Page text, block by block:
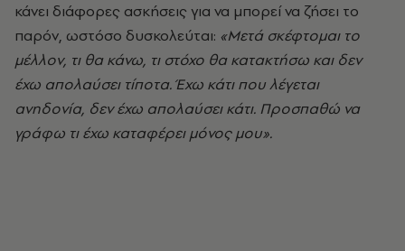
κάνει διάφορες ασκήσεις για να μπορεί να ζήσει το
παρόν, ωστόσο δυσκολεύται: «Μετά σκέφτομαι το
μέλλον, τι θα κάνω, τι στόχο θα κατακτήσω και δεν
έχω απολαύσει τίποτα. Έχω κάτι που λέγεται
ανηδονία, δεν έχω απολαύσει κάτι. Προσπαθώ να
γράφω τι έχω καταφέρει μόνος μου».